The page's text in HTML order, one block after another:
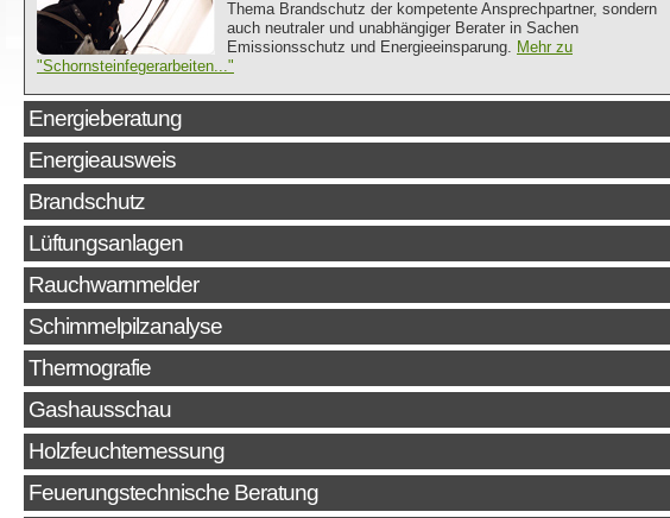
Thema Brandschutz der kompetente Ansprechpartner, sondern
auch neutraler und unabhängiger Berater in Sachen
Emissionsschutz und Energieeinsparung. Mehr zu
"Schornsteinfegerarbeiten..."
Energieberatung
Energieausweis
Brandschutz
Lüftungsanlagen
Rauchwarnmelder
Schimmelpilzanalyse
Thermografie
Gashausschau
Holzfeuchtemessung
Feuerungstechnische Beratung